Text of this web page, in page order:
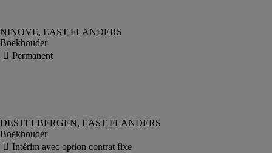
Boekhouder
Boekhouder